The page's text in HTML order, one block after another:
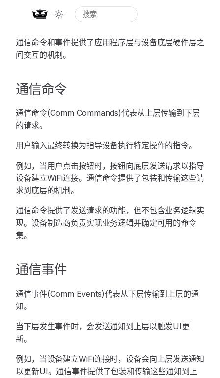
通信命令和事件提供了应用程序层与设备底层硬件层之
间交互的机制。
通信命令
通信命令(Comm Commands)代表从上层传输到下层
的请求。
用户输入最终转换为指导设备执行特定操作的指令。
例如，当用户点击按钮时，按钮向底层发送请求以指导
设备建立WiFi连接。通信命令提供了包装和传输这些请
求到底层的机制。
通信命令提供了发送请求的功能，但不包含业务逻辑实
现。设备制造商负责实现业务逻辑并确定可用的命令
集。
通信事件
通信事件(Comm Events)代表从下层传输到上层的通
知。
当下层发生事件时，会发送通知到上层以触发UI更
新。
例如，当设备建立WiFi连接时，设备会向上层发送通知
以更新UI。通信事件提供了包装和传输这些通知到上